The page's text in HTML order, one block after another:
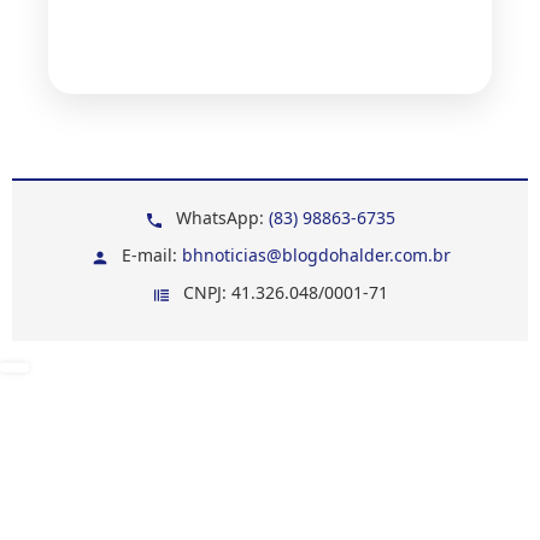
WhatsApp: (83) 98863-6735
E-mail: bhnoticias@blogdohalder.com.br
CNPJ: 41.326.048/0001-71